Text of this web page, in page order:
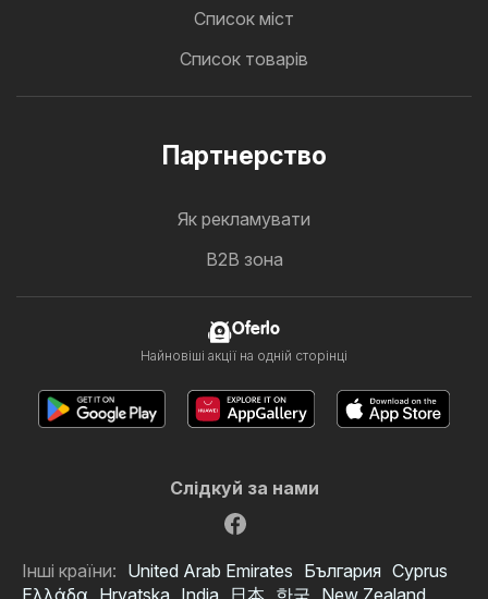
Cписок міст
Список товарів
Партнерство
Як рекламувати
B2B зона
Oferlo
Найновіші акції на одній сторінці
Слідкуй за нами
Інші країни: United Arab Emirates България Cyprus
Ελλάδα Hrvatska India 日本 한국 New Zealand